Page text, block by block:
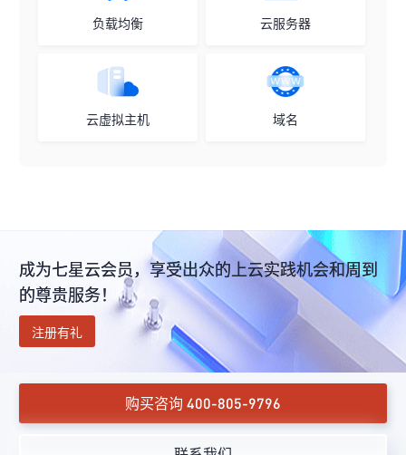
负载均衡 云服务器
云虚拟主机 域名
成为七星云会员，享受出众的上云实践机会和周到
的尊贵服务！
注册有礼
购买咨询 400-805-9796